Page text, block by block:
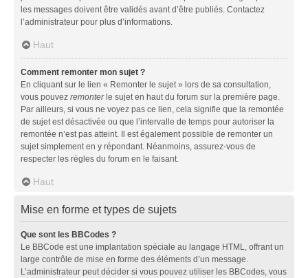
les messages doivent être validés avant d’être publiés. Contactez
l’administrateur pour plus d’informations.
Haut
Comment remonter mon sujet ?
En cliquant sur le lien « Remonter le sujet » lors de sa consultation,
vous pouvez remonterle sujet en haut du forum sur la première page.
Par ailleurs, si vous ne voyez pas ce lien, cela signifie que la remontée
de sujet est désactivée ou que l’intervalle de temps pour autoriser la
remontée n’est pas atteint. Il est également possible de remonter un
sujet simplement en y répondant. Néanmoins, assurez-vous de
respecter les règles du forum en le faisant.
Haut
Mise en forme et types de sujets
Que sont les BBCodes ?
Le BBCode est une implantation spéciale au langage HTML, offrant un
large contrôle de mise en forme des éléments d’un message.
L’administrateur peut décider si vous pouvez utiliser les BBCodes, vous